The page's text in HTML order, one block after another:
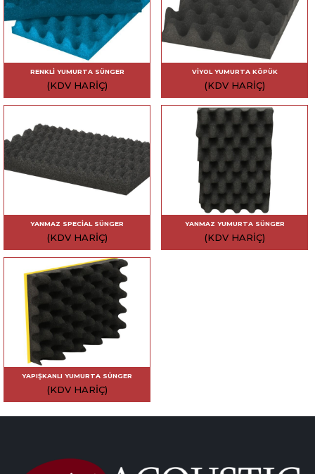
RENKLI YUMURTA SÜNGER
(KDV HARIÇ)
VIYOL YUMURTA KÖPÜK
(KDV HARIÇ)
YANMAZ SPECIAL SÜNGER
(KDV HARIÇ)
YANMAZ YUMURTA SÜNGER
(KDV HARIÇ)
YAPIŞKANLI YUMURTA SÜNGER
(KDV HARIÇ)